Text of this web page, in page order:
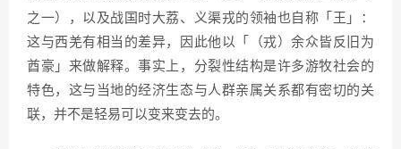
之一），以及战国时大荔、义渠戎的领袖也自称「王」：
这与西羌有相当的差异，因此他以「（戎）余众皆反旧为
酋豪」来做解释。事实上，分裂性结构是许多游牧社会的
特色，这与当地的经济生态与人群亲属关系都有密切的关
联，并不是轻易可以变来变去的。